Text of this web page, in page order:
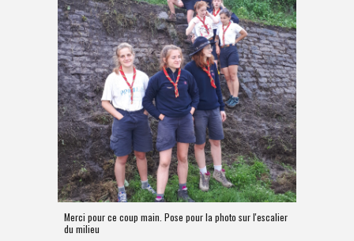
Merci pour ce coup main. Pose pour la photo sur l'escalier
du milieu